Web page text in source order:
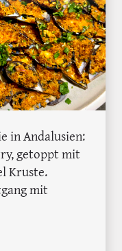
in Andalusien:
getoppt mit
Kruste.
mit